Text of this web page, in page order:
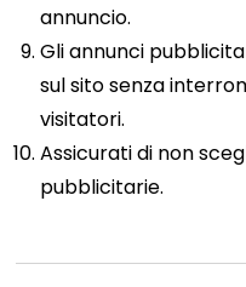
annuncio.
Gli annunci
sul sito senza
visitatori.
Assicurati di non
pubblicitarie.